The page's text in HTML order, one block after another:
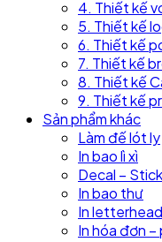
4. Thiết kế
5. Thiết kế
6. Thiết kế
7. Thiết kế
8. Thiết kế
9. Thiết kế
Sản phẩm khác
Làm đế lót ly
In bao lì xì
Decal –
In bao thư
In letterhead
In hóa đơn –